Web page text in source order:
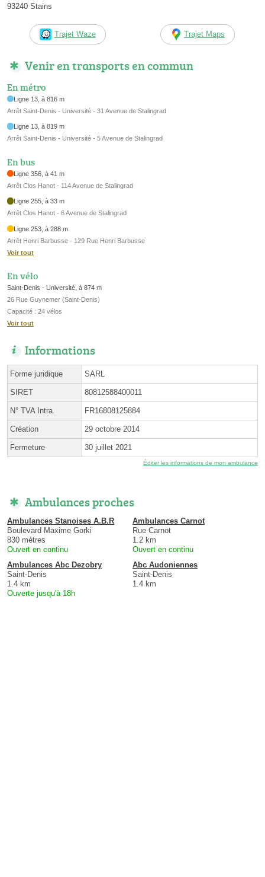
93240 Stains
Trajet Waze Trajet Maps
Venir en transports en commun
En métro
Ligne 13, à 816 m
Arrêt Saint-Denis - Université - 31 Avenue de Stalingrad
Ligne 13, à 819 m
Arrêt Saint-Denis - Université - 5 Avenue de Stalingrad
En bus
Ligne 356, à 41 m
Arrêt Clos Hanot - 114 Avenue de Stalingrad
Ligne 255, à 33 m
Arrêt Clos Hanot - 6 Avenue de Stalingrad
Ligne 253, à 288 m
Arrêt Henri Barbusse - 129 Rue Henri Barbusse
Voir tout
En vélo
Saint-Denis - Université, à 874 m
26 Rue Guynemer (Saint-Denis)
Capacité : 24 vélos
Voir tout
Informations
Forme juridique SARL
SIRET 80812588400011
N° TVA Intra. FR16808125884
Création 29 octobre 2014
Fermeture 30 juillet 2021
Éditer les informations de mon ambulance
Ambulances proches
Ambulances Stanoises A.B.R
Boulevard Maxime Gorki
830 mètres
Ouvert en continu
Ambulances Carnot
Rue Carnot
1.2 km
Ouvert en continu
Ambulances Abc Dezobry
Saint-Denis
1.4 km
Ouverte jusqu'à 18h
Abc Audoniennes
Saint-Denis
1.4 km